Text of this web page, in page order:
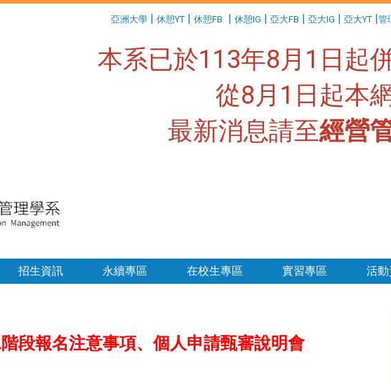
亞洲大學 | 休憩YT | 休憩FB | 休憩IG | 亞大FB | 亞大IG | 亞大YT |管
本系已於113年8月1日起
從8月1日起本
最新消息請至經營
招生資訊 永續專區 在校生專區 實習專區 活
段報名注意事項、個人申請甄審說明會